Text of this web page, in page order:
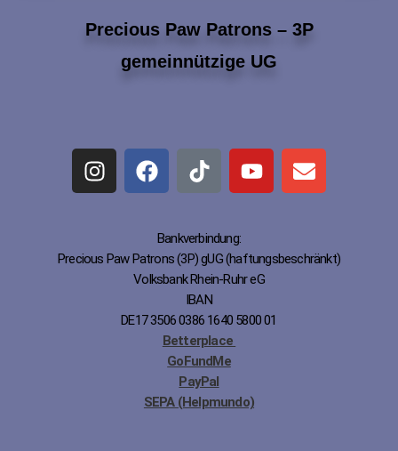
Precious Paw Patrons – 3P
gemeinnützige UG
Bankverbindung:
Precious Paw Patrons (3P) gUG (haftungsbeschränkt)
Volksbank Rhein-Ruhr eG
IBAN
DE17 3506 0386 1640 5800 01
Betterplace
GoFundMe
PayPal
SEPA (Helpmundo)